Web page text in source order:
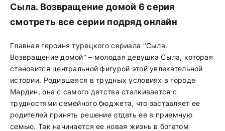
Сыла. Возвращение домой 6 серия
смотреть все серии подряд онлайн
Главная героиня турецкого сериала "Сыла.
Возвращение домой" – молодая девушка Сыла, которая
становится центральной фигурой этой увлекательной
истории. Родившаяся в трудных условиях в городе
Мардин, она с самого детства сталкивается с
трудностями семейного бюджета, что заставляет ее
родителей принять решение отдать ее в приемную
семью. Так начинается ее новая жизнь в богатом